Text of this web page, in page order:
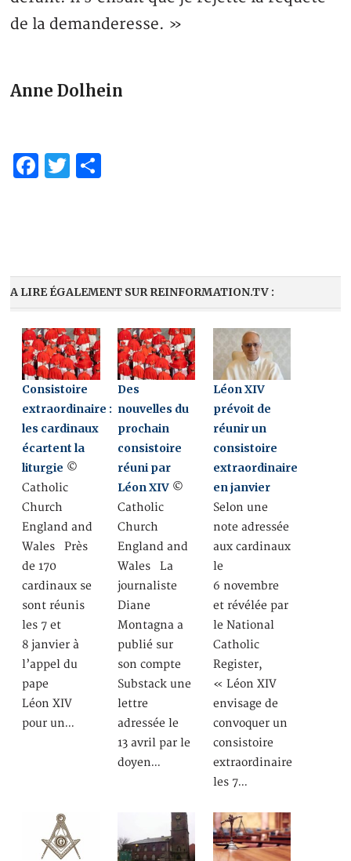
de la demanderesse. »
Anne Dolhein
Facebook
Twitter
A LIRE ÉGALEMENT SUR REINFORMATION.TV :
Consistoire
extraordinaire :
les cardinaux
écartent la
liturgie ©
Catholic
Church
England and
Wales Près
de 170
cardinaux se
sont réunis
les 7 et
8 janvier à
l’appel du
pape
Léon XIV
pour un…
Des
nouvelles du
prochain
consistoire
réuni par
Léon XIV ©
Catholic
Church
England and
Wales La
journaliste
Diane
Montagna a
publié sur
son compte
Substack une
lettre
adressée le
13 avril par le
doyen…
Léon XIV
prévoit de
réunir un
consistoire
extraordinaire
en janvier
Selon une
note adressée
aux cardinaux
le
6 novembre
et révélée par
le National
Catholic
Register,
« Léon XIV
envisage de
convoquer un
consistoire
extraordinaire
les 7…